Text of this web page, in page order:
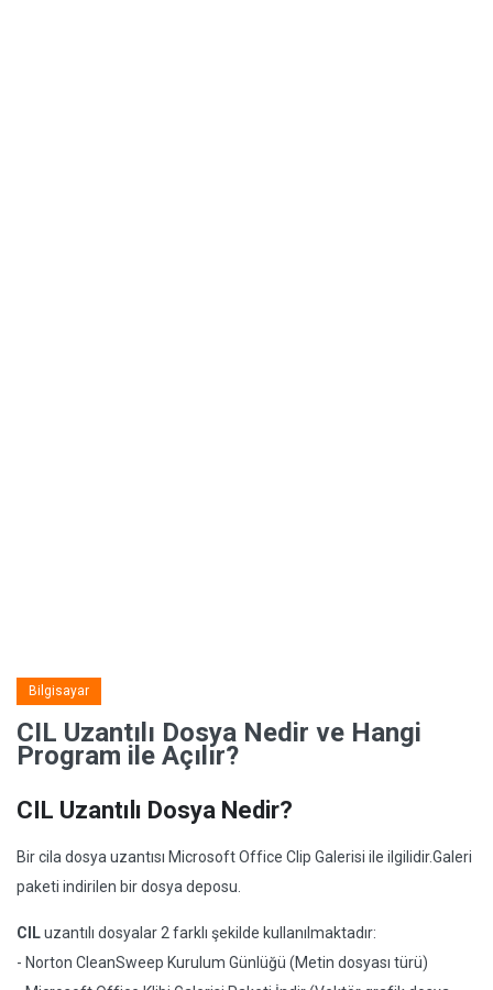
Bilgisayar
CIL Uzantılı Dosya Nedir ve Hangi
Program ile Açılır?
CIL Uzantılı Dosya Nedir?
Bir cila dosya uzantısı Microsoft Office Clip Galerisi ile ilgilidir.Galeri
paketi indirilen bir dosya deposu.
CILuzantılı dosyalar 2 farklı şekilde kullanılmaktadır:
- Norton CleanSweep Kurulum Günlüğü (Metin dosyası türü)